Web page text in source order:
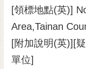
[領標地點(英)]
Area,Tainan
[附加說明(英)][
單位]